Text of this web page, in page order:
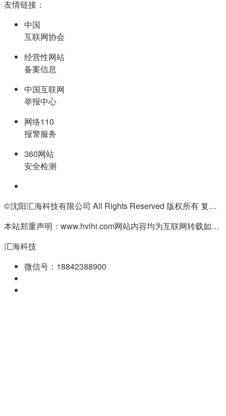
友情链接：
中国
互联网协会
经营性网站
备案信息
中国互联网
举报中心
网络110
报警服务
360网站
安全检测
©沈阳汇海科技有限公司 All Rights Reserved 版权所有 复制必究
本站郑重声明：www.hvihi.com网站内容均为互联网转载如有侵权请联系QQ:55506560删除
汇海科技
微信号：18842388900